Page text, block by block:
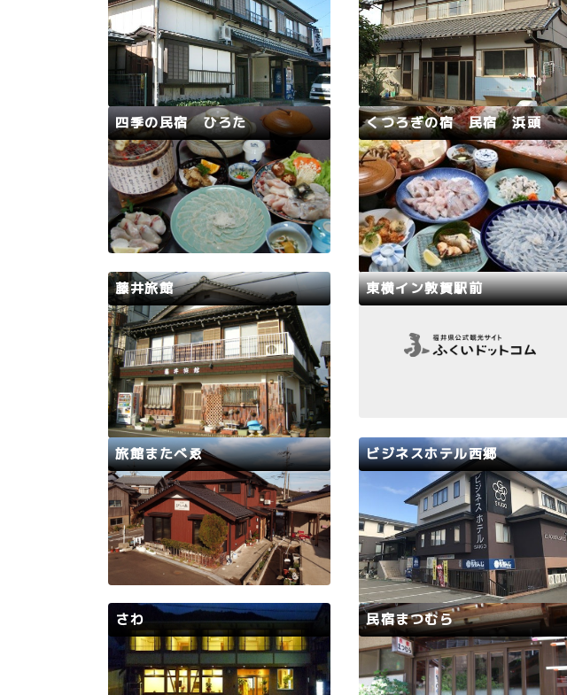
海が目の前のおもて-の宿です。新
鮮な海の幸をふんだんに使ったお料
理をお召し上がりください。
冬はカニ・ふぐ提供できます！自
製のお米と地元で採れた魚を使っ
家庭料理を提供します！
四季の民宿 ひろた
当館は浜辺に建っており、海水浴や
釣りの拠点に絶好のロケーションで
す。釣り船、釣りイカダもありま
す。秋から冬にかけては、若狭ふぐ
を聞きながら、ゆっくりお過ごしく
ださい。
若狭路 小浜市
くつろぎの宿 民宿 浜頭
田舎に里帰りするように気軽に
しください。小浜市阿納育ちの
な女将がお出迎えいたします。
で歩いて1分の宿で、家族連れや
生さんたちが毎年、リピーター
れます。若狭は一年中、美味し
の幸が食べられるところです。
若狭路 小浜市
藤井旅館
親子二代で漁師をしているので、夏
場(6～8月)はアワビ、イワガキ、
サザエなど、獲れたての貝類を用意
しております。その他、底曳網や定
置網で獲れた新鮮なお魚も用意して
おります。
若狭路 おおい町
東横イン敦賀駅前
JR敦賀駅から徒歩3分。敦賀インタ
旅館またべゑ
自分の家に帰ってきたような気楽な
民宿です。宿も前より少し綺麗にな
りました。風呂は小さいですが2つ
有ります。魚は、お客様に合わせて
チの物を食べていただけます。202
2年12月にベッドルームと、自転車
のメンテナンス（工具あり）…
若狭路 美浜町
ビジネスホテル西郷
美浜町の玄関口に位置し、ビジ
でも観光でも利用可能なホテルで
す。 JR美浜駅まで徒歩5分、国
7号線沿いにあり、お食事は駐車
から下に下りた「あなぐらももん
じ」さんにて朝食付きプラン、
食プランもあります。全室イン
ネットLAN接続可能です。駐車場
若狭路 美浜町
さわ
市街地唯一の人魚の浜海水浴場が当
若狭路 小浜市
民宿まつむら
まつむらは集落の西、上の方に
若狭路 若狭町